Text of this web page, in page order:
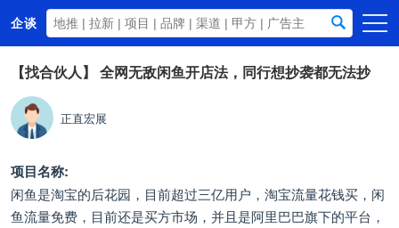
企谈
首页
商务资源
资讯动态
关于我们
【找合伙人】 全网无敌闲鱼开店法，同行想抄袭都无法抄
正直宏展
项目名称:
闲鱼是淘宝的后花园，目前超过三亿用户，淘宝流量花钱买，闲
鱼流量免费，目前还是买方市场，并且是阿里巴巴旗下的平台，